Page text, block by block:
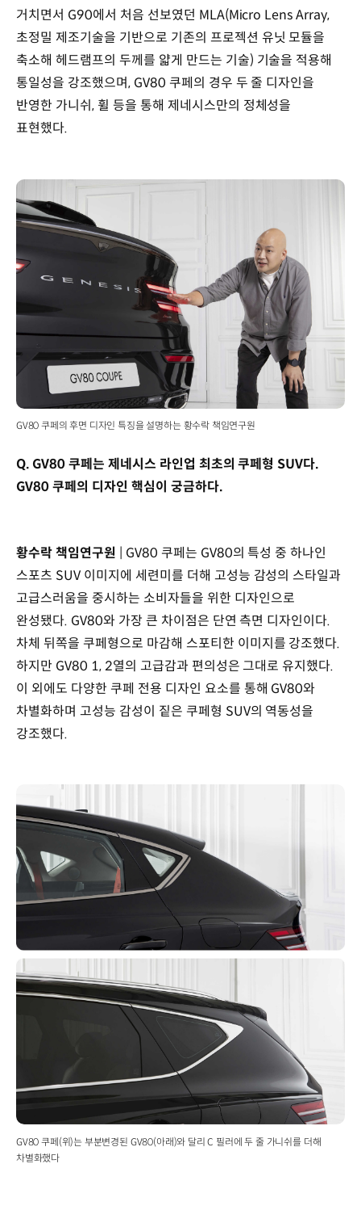
거치면서 G90에서 처음 선보였던 MLA(Micro Lens Array,
초정밀 제조기술을 기반으로 기존의 프로젝션 유닛 모듈을
축소해 헤드램프의 두께를 얇게 만드는 기술) 기술을 적용해
통일성을 강조했으며, GV80 쿠페의 경우 두 줄 디자인을
반영한 가니쉬, 휠 등을 통해 제네시스만의 정체성을
표현했다.
GV80 쿠페의 후면 디자인 특징을 설명하는 황수락 책임연구원
Q. GV80 쿠페는 제네시스 라인업 최초의 쿠페형 SUV다.
GV80 쿠페의 디자인 핵심이 궁금하다.
황수락 책임연구원 | GV80 쿠페는 GV80의 특성 중 하나인
스포츠 SUV 이미지에 세련미를 더해 고성능 감성의 스타일과
고급스러움을 중시하는 소비자들을 위한 디자인으로
완성됐다. GV80와 가장 큰 차이점은 단연 측면 디자인이다.
차체 뒤쪽을 쿠페형으로 마감해 스포티한 이미지를 강조했다.
하지만 GV80 1, 2열의 고급감과 편의성은 그대로 유지했다.
이 외에도 다양한 쿠페 전용 디자인 요소를 통해 GV80와
차별화하며 고성능 감성이 짙은 쿠페형 SUV의 역동성을
강조했다.
GV80 쿠페(위)는 부분변경된 GV80(아래)와 달리 C 필러에 두 줄 가니쉬를 더해
차별화했다